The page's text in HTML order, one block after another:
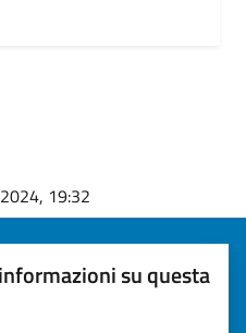
19:32
su questa